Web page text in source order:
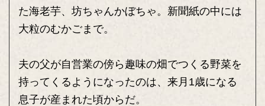
た海老芋、坊ちゃんかぼちゃ。新聞紙の中には
大粒のむかごまで。
夫の父が自営業の傍ら趣味の畑でつくる野菜を
持ってくるようになったのは、来月1歳になる
息子が産まれた頃からだ。